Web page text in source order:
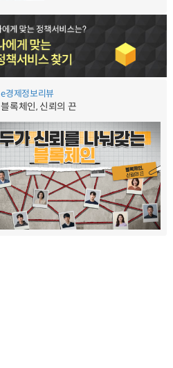
e경제정보리뷰
블록체인, 신뢰의 끈